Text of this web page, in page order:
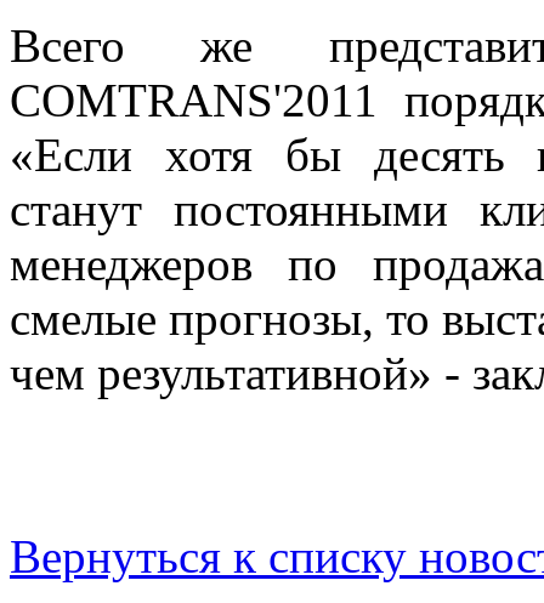
Всего же
COMTRANS'2011
«Если хотя бы десять
станут постоянными
менеджеров по
смелые прогнозы, то
чем результативной» -
Вернуться к списку